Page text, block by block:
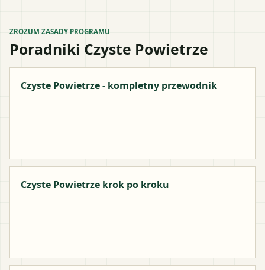
ZROZUM ZASADY PROGRAMU
Poradniki Czyste Powietrze
Czyste Powietrze - kompletny przewodnik
Czyste Powietrze krok po kroku